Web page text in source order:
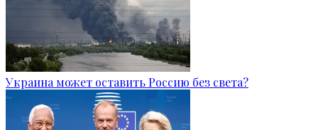
Украина может оставить Россию без света?